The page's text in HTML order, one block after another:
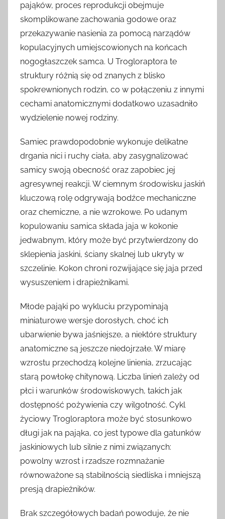
pająków, proces reprodukcji obejmuje
skomplikowane zachowania godowe oraz
przekazywanie nasienia za pomocą narządów
kopulacyjnych umiejscowionych na końcach
nogogłaszczek samca. U Trogloraptora te
struktury różnią się od znanych z blisko
spokrewnionych rodzin, co w połączeniu z innymi
cechami anatomicznymi dodatkowo uzasadniło
wydzielenie nowej rodziny.
Samiec prawdopodobnie wykonuje delikatne
drgania nici i ruchy ciała, aby zasygnalizować
samicy swoją obecność oraz zapobiec jej
agresywnej reakcji. W ciemnym środowisku jaskiń
kluczową rolę odgrywają bodźce mechaniczne
oraz chemiczne, a nie wzrokowe. Po udanym
kopulowaniu samica składa jaja w kokonie
jedwabnym, który może być przytwierdzony do
sklepienia jaskini, ściany skalnej lub ukryty w
szczelinie. Kokon chroni rozwijające się jaja przed
wysuszeniem i drapieżnikami.
Młode pająki po wykluciu przypominają
miniaturowe wersje dorosłych, choć ich
ubarwienie bywa jaśniejsze, a niektóre struktury
anatomiczne są jeszcze niedojrzałe. W miarę
wzrostu przechodzą kolejne linienia, zrzucając
starą powłokę chitynową. Liczba linień zależy od
płci i warunków środowiskowych, takich jak
dostępność pożywienia czy wilgotność. Cykl
życiowy Trogloraptora może być stosunkowo
długi jak na pająka, co jest typowe dla gatunków
jaskiniowych lub silnie z nimi związanych:
powolny wzrost i rzadsze rozmnażanie
równoważone są stabilnością siedliska i mniejszą
presją drapieżników.
Brak szczegółowych badań powoduje, że nie